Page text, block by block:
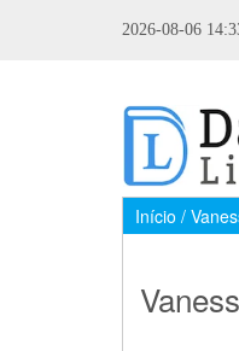
2026-08-06
Início /